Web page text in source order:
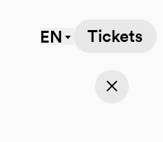
EN Tickets